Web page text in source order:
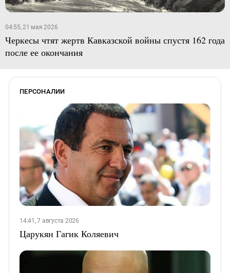
04:55, 21 мая 2026
Черкесы чтят жертв Кавказской войны спустя 162 года
после ее окончания
ПЕРСОНАЛИИ
14:41, 7 августа 2026
Царукян Гагик Коляевич